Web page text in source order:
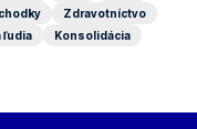
Zdravotníctvo
ľudia
Konsolidácia